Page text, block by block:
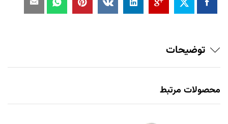
توضیحات
محصولات مرتبط